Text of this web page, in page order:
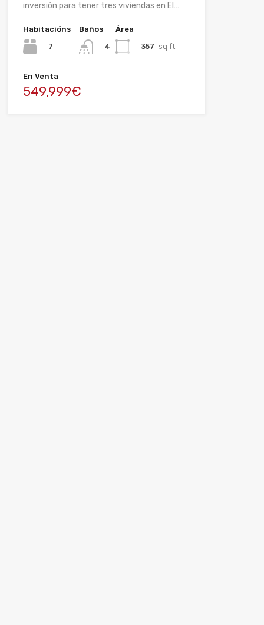
inversión para tener tres viviendas en El…
Habitacións
7
Baños
4
Área
357 sq ft
En Venta
549,999€